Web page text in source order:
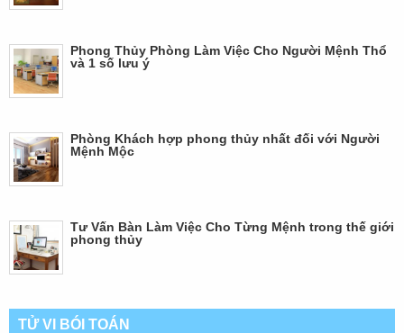
Phong Thủy Phòng Làm Việc Cho Người Mệnh Thổ
và 1 số lưu ý
Phòng Khách hợp phong thủy nhất đối với Người
Mệnh Mộc
Tư Vấn Bàn Làm Việc Cho Từng Mệnh trong thế giới
phong thủy
TỬ VI BÓI TOÁN